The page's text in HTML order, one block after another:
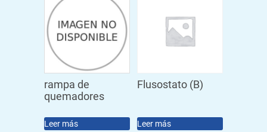
rampa de
quemadores
Leer más
Flusostato (B)
Leer más